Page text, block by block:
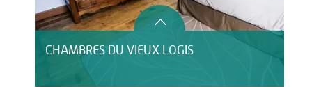
CHAMBRES DU VIEUX LOGIS